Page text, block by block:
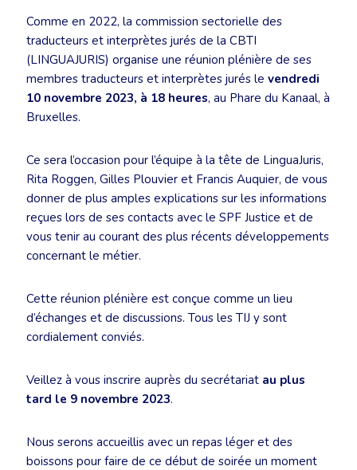
Comme en 2022, la commission sectorielle des
traducteurs et interprètes jurés de la CBTI
(LINGUAJURIS) organise une réunion plénière de ses
membres traducteurs et interprètes jurés le vendredi
10 novembre 2023, à 18 heures, au Phare du Kanaal, à
Bruxelles.
Ce sera l’occasion pour l’équipe à la tête de LinguaJuris,
Rita Roggen, Gilles Plouvier et Francis Auquier, de vous
donner de plus amples explications sur les informations
reçues lors de ses contacts avec le SPF Justice et de
vous tenir au courant des plus récents développements
concernant le métier.
Cette réunion plénière est conçue comme un lieu
d’échanges et de discussions. Tous les TIJ y sont
cordialement conviés.
Veillez à vous inscrire auprès du secrétariat au plus
tard le 9 novembre 2023.
Nous serons accueillis avec un repas léger et des
boissons pour faire de ce début de soirée un moment